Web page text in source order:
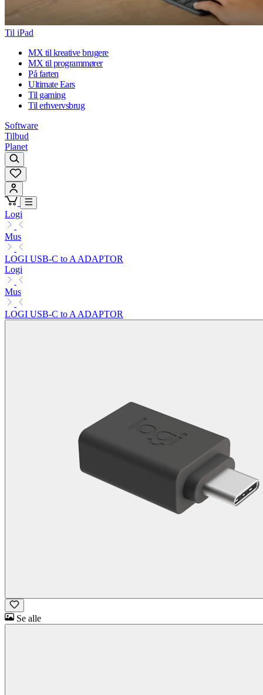
Til iPad
MX til kreative brugere
MX til programmører
På farten
Ultimate Ears
Til gaming
Til erhvervsbrug
Software
Tilbud
Planet
Logi
Mus
LOGI USB-C to A ADAPTOR
Logi
Mus
LOGI USB-C to A ADAPTOR
Se alle